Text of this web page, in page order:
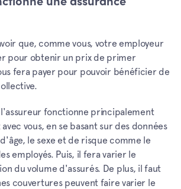
une assurance
que, comme vous, votre employeur
pour obtenir un prix de primer
fera payer pour pouvoir bénéficier de
fonctionne principalement
vous, en se basant sur des données
le sexe et de risque comme le
employés. Puis, il fera varier le
du volume d'assurés. De plus, il faut
couvertures peuvent faire varier le